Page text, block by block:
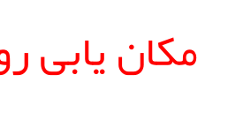
مکان یابی